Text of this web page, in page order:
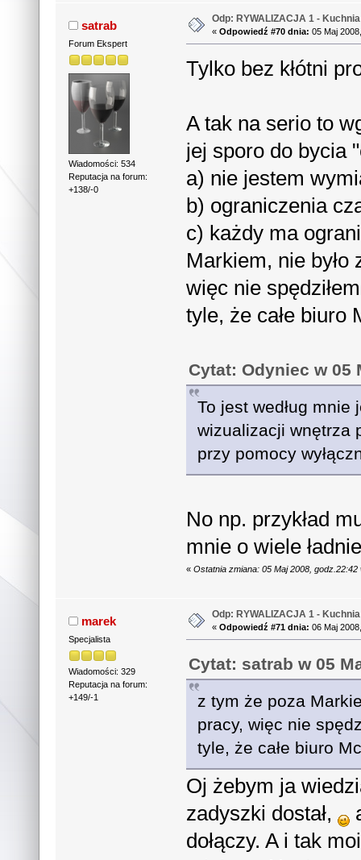
satrab
Forum Ekspert
Wiadomości: 534
Reputacja na forum:
+138/-0
Odp: RYWALIZACJA 1 -
«Odpowiedź #70 dnia: 05 Maj
Tylko bez kłótni
A tak na serio to
jej sporo do bycia
a) nie jestem
b) ograniczenia
c) każdy ma
Markiem, nie
więc nie
tyle, że całe
Cytat: Odyniec w 05
To jest według
wizualizacji wnętrza
przy pomocy
No np. przykład
mnie o wiele
«Ostatnia zmiana: 05 Maj 2008, godz.22:42
marek
Specjalista
Wiadomości: 329
Reputacja na forum:
+149/-1
Odp: RYWALIZACJA 1 -
«Odpowiedź #71 dnia: 06 Maj
Cytat: satrab w 05
z tym że poza
pracy, więc nie
tyle, że całe biuro
Oj żebym ja
zadyszki dostał,
dołączy. A i tak